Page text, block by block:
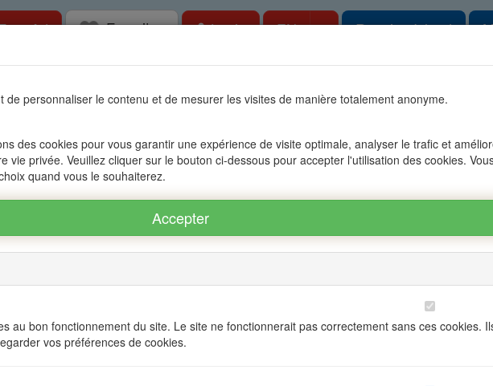
personnaliser le contenu et de mesurer les visites de manière totalement anonyme.
des cookies pour vous garantir une expérience de visite optimale, analyser le trafic et
vie privée. Veuillez cliquer sur le bouton ci-dessous pour accepter l'utilisation des cookies.
quand vous le souhaiterez.
au bon fonctionnement du site. Le site ne fonctionnerait pas correctement sans ces cookies.
vos préférences de cookies.
Ad Favorites Login EN Toggle Dropdown
Reunion Island
Accessible to foreigners Management The group OFIM Contact
Mauritius
Régions
Villes
All cities
Number of rooms
Mots